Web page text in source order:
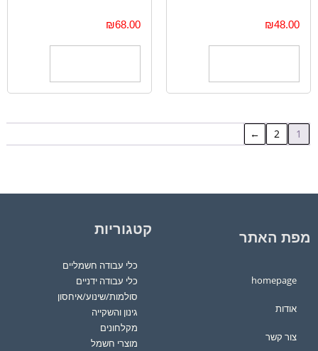
₪48.00
₪68.00
1
2
←
מפת האתר
homepage
אודות
צור קשר
קטגוריות
כלי עבודה חשמליים
כלי עבודה ידניים
סולמות/שינוע/איחסון
גינון והשקייה
מקלחונים
מוצרי חשמל